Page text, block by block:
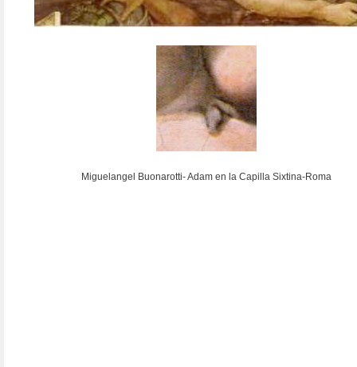
Miguelangel Buonarotti- Adam en la Capilla Sixtina-Roma